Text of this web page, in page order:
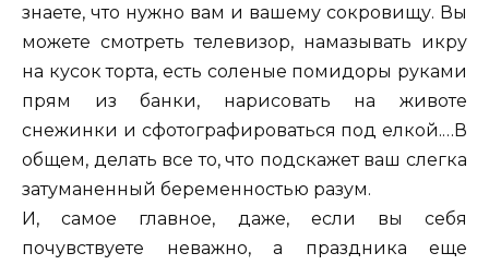
знаете, что нужно вам и вашему сокровищу. Вы
можете смотреть телевизор, намазывать икру
на кусок торта, есть соленые помидоры руками
прям из банки, нарисовать на животе
снежинки и сфотографироваться под елкой.…В
общем, делать все то, что подскажет ваш слегка
затуманенный беременностью разум.
И, самое главное, даже, если вы себя
почувствуете неважно, а праздника еще